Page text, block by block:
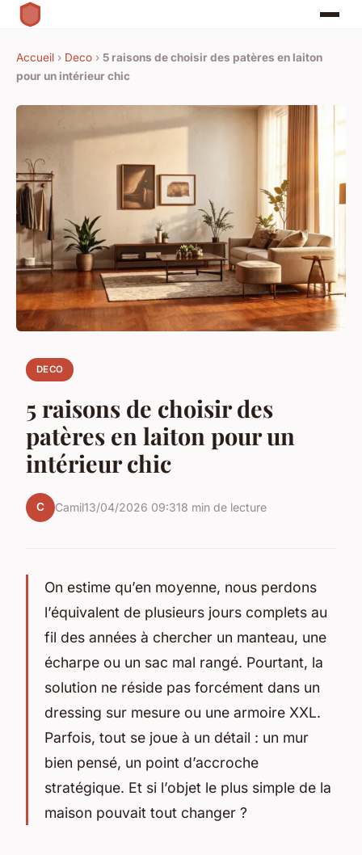
Accueil › Deco › 5 raisons de choisir des patères en laiton
pour un intérieur chic
DECO
5 raisons de choisir des
patères en laiton pour un
intérieur chic
C Camil13/04/2026 09:318 min de lecture
On estime qu’en moyenne, nous perdons
l’équivalent de plusieurs jours complets au
fil des années à chercher un manteau, une
écharpe ou un sac mal rangé. Pourtant, la
solution ne réside pas forcément dans un
dressing sur mesure ou une armoire XXL.
Parfois, tout se joue à un détail : un mur
bien pensé, un point d’accroche
stratégique. Et si l’objet le plus simple de la
maison pouvait tout changer ?